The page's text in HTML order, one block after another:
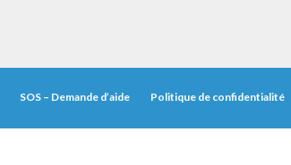
SOS – Demande d’aide Politique de confidentialité